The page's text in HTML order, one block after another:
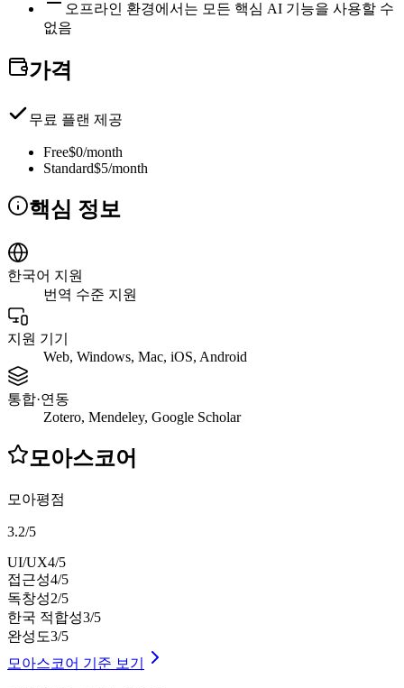
오프라인 환경에서는 모든 핵심 AI 기능을 사용할 수
없음
가격
무료 플랜 제공
Free$0/month
Standard$5/month
핵심 정보
한국어 지원
번역 수준 지원
지원 기기
Web, Windows, Mac, iOS, Android
통합·연동
Zotero, Mendeley, Google Scholar
모아스코어
모아평점
3.2/5
UI/UX4/5
접근성4/5
독창성2/5
한국 적합성3/5
완성도3/5
모아스코어 기준 보기